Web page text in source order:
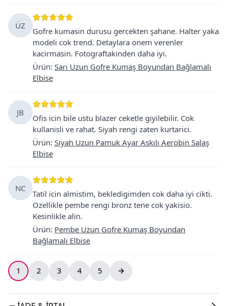
ÜZ
Gofre kumasin durusu gercekten şahane. Halter yaka
modeli cok trend. Detaylara onem verenler
kacirmasin. Fotograftakinden daha iyi.
Ürün: Sarı Uzun Gofre Kumaş Boyundan Bağlamalı
Elbise
JB
Ofis icin bile ustu blazer ceketle giyilebilir. Cok
kullanisli ve rahat. Siyah rengi zaten kurtarici.
Ürün: Siyah Uzun Pamuk Ayar Askılı Aerobin Salaş
Elbise
NC
Tatil icin almistim, bekledigimden cok daha iyi cikti.
Ozellikle pembe rengi bronz tene cok yakisio.
Kesinlikle alin.
Ürün: Pembe Uzun Gofre Kumaş Boyundan
Bağlamalı Elbise
1 2 3 4 5